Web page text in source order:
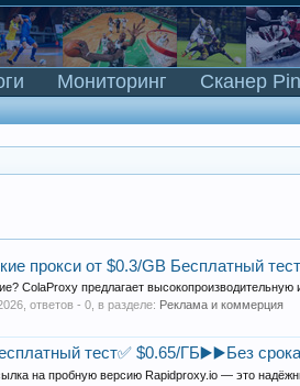
прокси от $0.3/GB Бесплатный
ColaProxy предлагает
, ответов - 0, в разделе: Реклама и коммерция
тест✅ $0.65/ГБ▶️▶️Без
на пробную версию Rapidproxy.io — это
Мониторинг Сканер